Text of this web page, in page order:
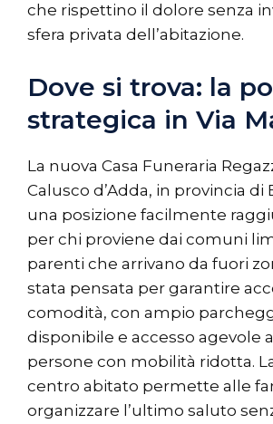
che rispettino il dolore senza
sfera privata dell’abitazione.
Dove si trova: la
strategica in Via
La nuova Casa Funeraria
Calusco d’Adda, in provincia di
una posizione facilmente
per chi proviene dai comuni
parenti che arrivano da fuori
stata pensata per garantire
comodità, con ampio
disponibile e accesso agevole
persone con mobilità ridotta.
centro abitato permette alle
organizzare l’ultimo saluto